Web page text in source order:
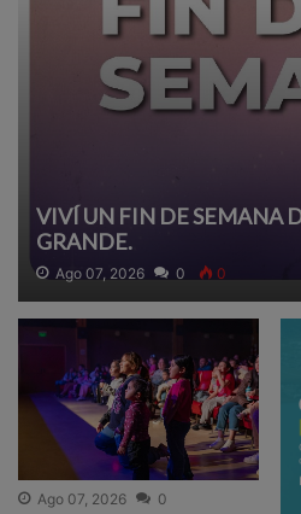
VIVÍ UN FIN DE SEMANA
GRANDE.
Ago 07, 2026 0 0
Ago 07, 2026 0